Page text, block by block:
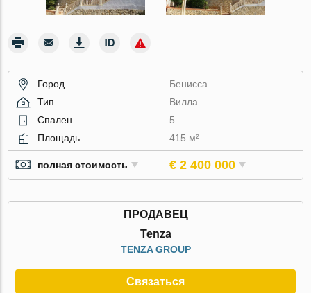
Город
Бенисса
Тип
Вилла
Спален
5
Площадь
415 м²
полная стоимость € 2 400 000
ПРОДАВЕЦ
Tenza
TENZA GROUP
Связаться